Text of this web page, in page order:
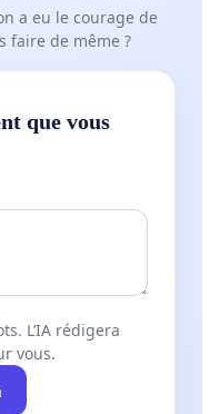
a eu le courage de
faire de même ?
que vous
L’IA rédigera
vous.